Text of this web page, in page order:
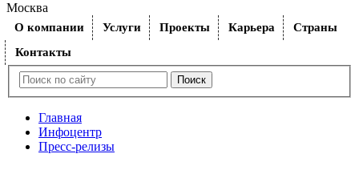
Москва
O компании Услуги Проекты Карьера
Страны
Контакты
Главная
Инфоцентр
Пресс-релизы